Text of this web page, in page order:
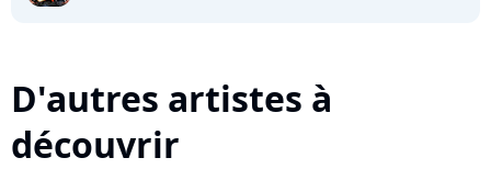
D'autres artistes à
découvrir